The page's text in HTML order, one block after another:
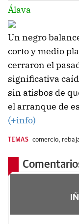
Álava
Un negro
corto y medio
cerraron el
significativa
sin atisbos de
el arranque de
(+info)
TEMAS comercio,